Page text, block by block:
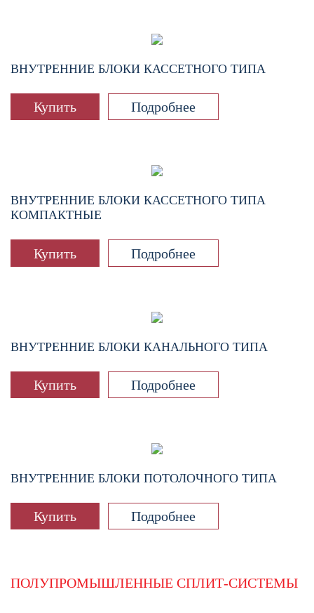
ВНУТРЕННИЕ БЛОКИ КАССЕТНОГО ТИПА
Купить Подробнее
ВНУТРЕННИЕ БЛОКИ КАССЕТНОГО ТИПА
КОМПАКТНЫЕ
Купить Подробнее
ВНУТРЕННИЕ БЛОКИ КАНАЛЬНОГО ТИПА
Купить Подробнее
ВНУТРЕННИЕ БЛОКИ ПОТОЛОЧНОГО ТИПА
Купить Подробнее
ПОЛУПРОМЫШЛЕННЫЕ СПЛИТ-СИСТЕМЫ